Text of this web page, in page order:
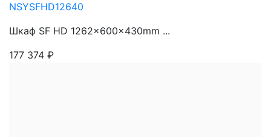
NSYSFHD12640
Шкаф SF HD 1262x600x430mm ...
177 374 ₽